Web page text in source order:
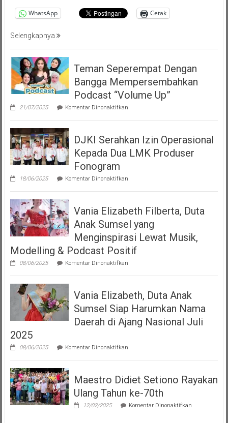
WhatsApp Cetak
Selengkapnya
Teman Seperempat Dengan
Bangga Mempersembahkan
Podcast “Volume Up”
21/07/2025 Komentar Dinonaktifkanpada
Seperempat
Bangga
Mempersembahkan
Podcast
DJKI Serahkan Izin Operasional
Kepada Dua LMK Produser
Fonogram
18/06/2025 Komentar Dinonaktifkanpada
Serahkan
Operasional
Kepada
Dua
LMK
Produser
Fonogram
Vania Elizabeth Filberta, Duta
Anak Sumsel yang
Menginspirasi Lewat Musik,
Modelling & Podcast Positif
08/06/2025 Komentar Dinonaktifkanpada
Elizabeth
Duta
Anak
Sumsel
Menginspirasi
Modelling
Positif
Vania Elizabeth, Duta Anak
Sumsel Siap Harumkan Nama
Daerah di Ajang Nasional Juli
2025
08/06/2025 Komentar Dinonaktifkanpada
Elizabeth,
Anak
Sumsel
Siap
Harumkan
Maestro Didiet Setiono Rayakan
Ulang Tahun ke-70th
12/02/2025 Komentar Dinonaktifkanpada